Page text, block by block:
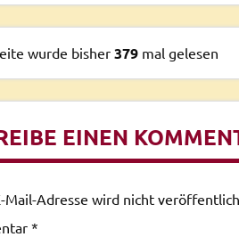
wurde bisher379 mal gelesen
EINEN
Mail-Adresse wird nicht
*